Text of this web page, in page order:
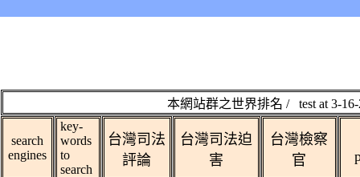
本網站群之世界排名 / test at 3-16-
search
engines
key-
words
to
search
台灣司法
評論
台灣司法迫
害
台灣檢察
官